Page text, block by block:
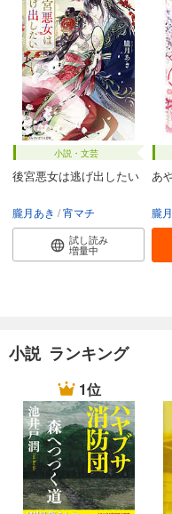
小説・文芸
後宮悪女は逃げ出したい
朧月あき 宵マチ
試し読み
増量中
あ
朧
小説 ランキング
1位